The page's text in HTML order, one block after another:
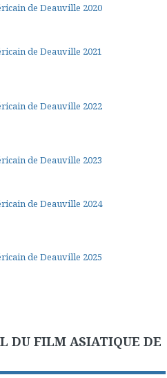
de Deauville 2020
de Deauville 2021
de Deauville 2022
de Deauville 2023
de Deauville 2024
de Deauville 2025
DU FILM ASIATIQUE DE